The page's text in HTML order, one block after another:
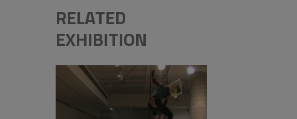
RELATED
EXHIBITION